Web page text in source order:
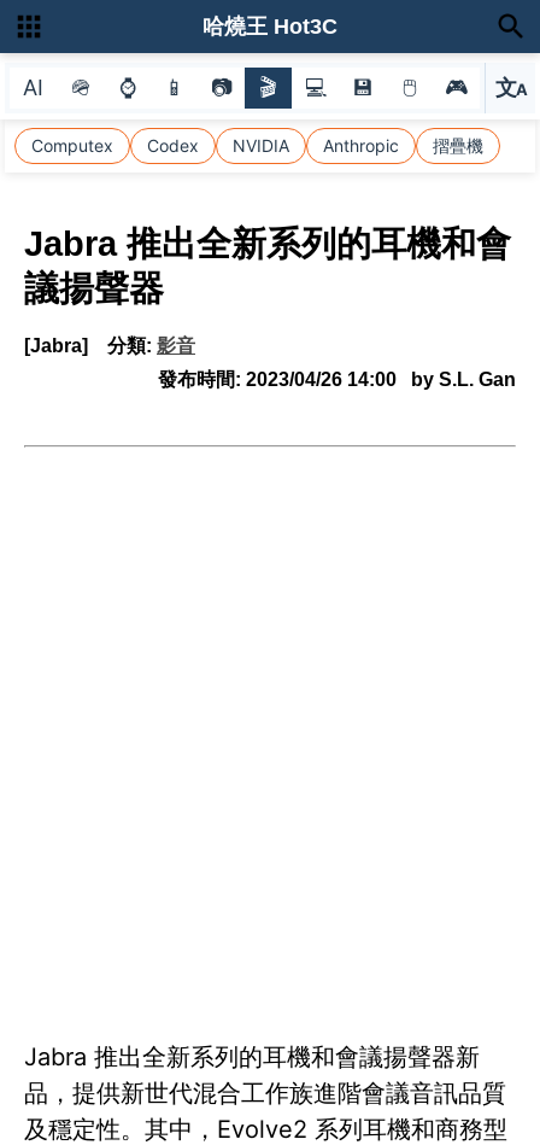
AI 🪖 ⌚ 📱 📷 🎬 💻 💾 🖱 🎮 文A
選
Computex Codex NVIDIA Anthropic 摺疊機
哈燒王 Hot3C
Jabra 推出全新系列的耳機和會
議揚聲器
[Jabra] 分類: 影音
發布時間: 2023/04/26 14:00 by S.L. Gan
Jabra 推出全新系列的耳機和會議揚聲器新
品，提供新世代混合工作族進階會議音訊品質
及穩定性。其中，Evolve2 系列耳機和商務型